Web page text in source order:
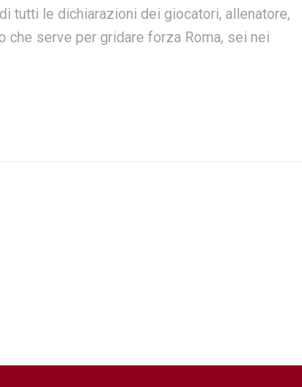
tutti le dichiarazioni dei giocatori, allenatore,
che serve per gridare forza Roma, sei nei